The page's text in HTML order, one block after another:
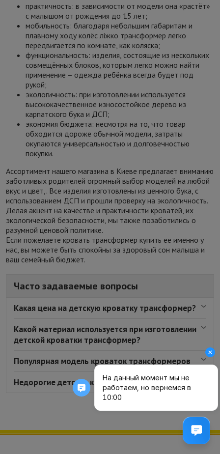
практичность: в зависимости от модели она «растёт»
с малышом от рождения до 15 лет;
мобильность: благодаря небольшим габаритам и
плавному ходу колёс ліжко трансформер легко
передвигается по комнате, как коляска;
функциональность: изделия, состоящие из нескольких
совмещённых блоков, которым легко можно найти
применение – одежда ребёнка всегда будет под
рукой;
экологичность: при изготовлении используется
высококачественное износостойкое дерево из
карпатского бука и ДСП;
экономия бюджета: несмотря на то, что товар
обходится дороже обычной модели, затраты
окупаются универсальностью и долговечностью
покупки.
Ассортимент нашего магазина в Киеве предлагает вниманию
заботливых родителей огромный выбор моделей на любой
вкус и цвет,. Все изделия изготовлены из ценного бука, с
использованием ДСП и прошли проверку на экологичность.
Делая акцент на качестве и практичности кроватей, их
экологической безопасности, мы также позаботились о
разумной ценовой политике.
Если пожелаете кровать трансформер купить ее именно у
нас, вы можете быть спокойны за здоровый сон малыша и
ваш семейный бюджет.
Часто задаваемые вопросы
Какая цена на детскую кроватку трансформер?
Какой материал используется при изготовлении
детской кроватки трансформер?
Популярная модель кроваток трансформеров
Недорогие детские кроватки трансформеры: